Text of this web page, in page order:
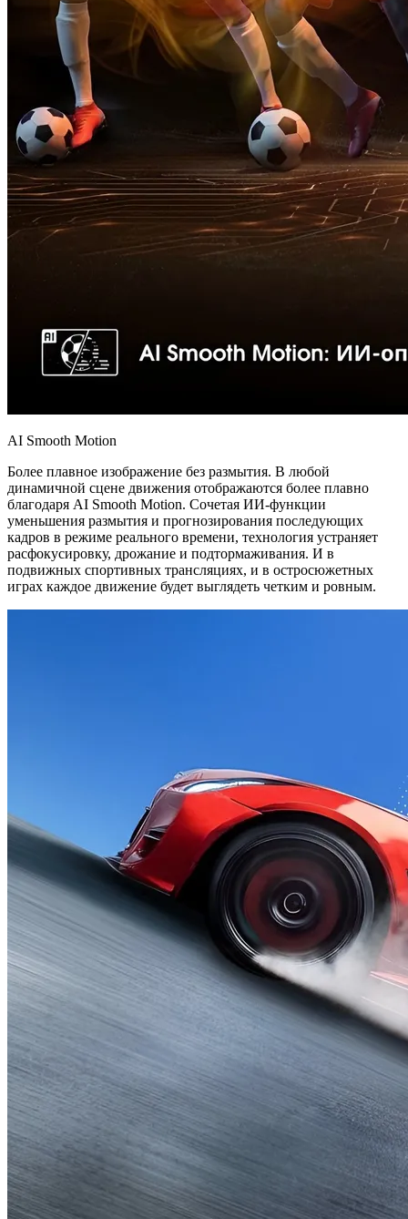
AI Smooth Motion
Более плавное изображение без размытия. В любой
динамичной сцене движения отображаются более плавно
благодаря AI Smooth Motion. Сочетая ИИ-функции
уменьшения размытия и прогнозирования последующих
кадров в режиме реального времени, технология устраняет
расфокусировку, дрожание и подтормаживания. И в
подвижных спортивных трансляциях, и в остросюжетных
играх каждое движение будет выглядеть четким и ровным.